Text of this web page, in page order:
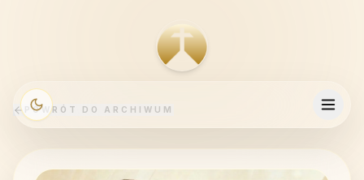
POWRÓT DO ARCHIWUM